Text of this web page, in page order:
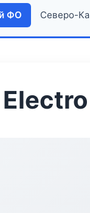
ФО Северо-